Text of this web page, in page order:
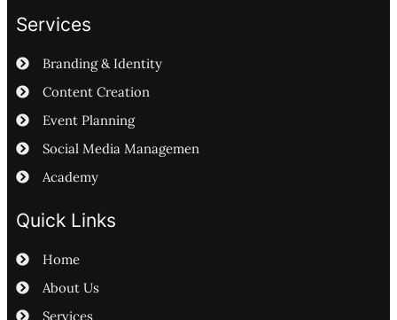
Services
Branding & Identity
Content Creation
Event Planning
Social Media Managemen
Academy
Quick Links
Home
About Us
Services